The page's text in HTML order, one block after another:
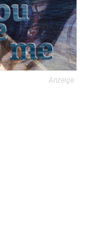
Anzeige